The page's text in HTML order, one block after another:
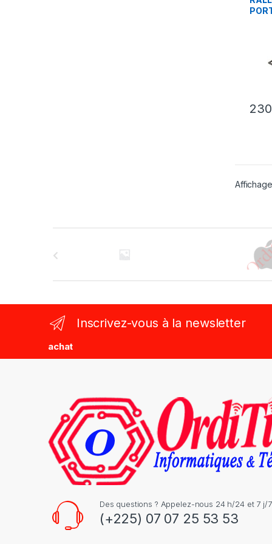
s
Inscrivez-vous à la newsletter
achat
Des questions ? Appelez-nous 24 h/24 et 7 j/7
(+225) 07 07 25 53 53